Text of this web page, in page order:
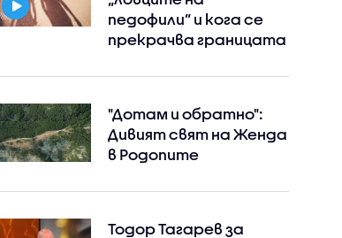
Instagram Facebook
педофили” и кога се
прекрачва границата
"Дотам и обратно":
Дивият свят на Женда
в Родопите
Тодор Тагарев за